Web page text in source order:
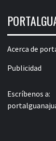
Acerca de
Publicidad
Escríbenos a: